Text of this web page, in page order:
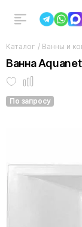
Каталог / Ванны и
Ванна
По запросу